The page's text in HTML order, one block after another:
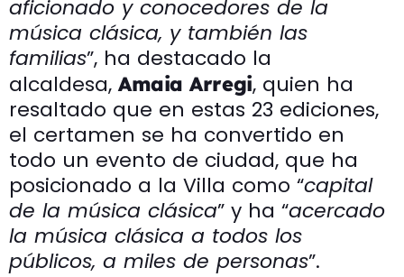
aficionado y conocedores de la
música clásica, y también las
familias”, ha destacado la
alcaldesa, Amaia Arregi, quien ha
resaltado que en estas 23 ediciones,
el certamen se ha convertido en
todo un evento de ciudad, que ha
posicionado a la Villa como “capital
de la música clásica” y ha “acercado
la música clásica a todos los
públicos, a miles de personas”.